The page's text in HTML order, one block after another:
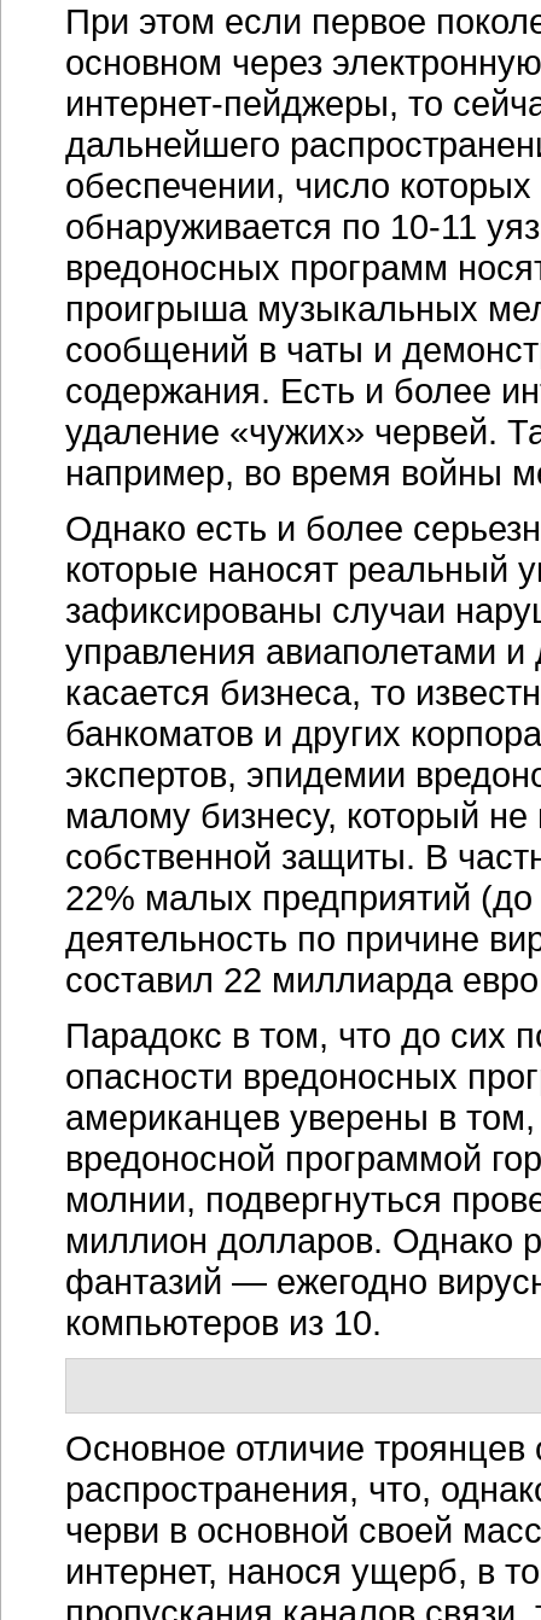
При этом если первое
основном через
интернет-пейджеры, то
дальнейшего
обеспечении, число
обнаруживается по 10-11
вредоносных программ
проигрыша музыкальных
сообщений в чаты и
содержания. Есть и более
удаление «чужих» червей.
например, во время войны
Однако есть и более
которые наносят реальный
зафиксированы случаи
управления авиаполетами
касается бизнеса, то
банкоматов и других
экспертов, эпидемии
малому бизнесу, который не
собственной защиты. В
22% малых предприятий (до
деятельность по причине
составил 22 миллиарда
Парадокс в том, что до сих
опасности вредоносных
американцев уверены в
вредоносной программой
молнии, подвергнуться
миллион долларов. Однако
фантазий — ежегодно
компьютеров из 10.
Основное отличие
распространения, что,
черви в основной своей
интернет, нанося ущерб, в